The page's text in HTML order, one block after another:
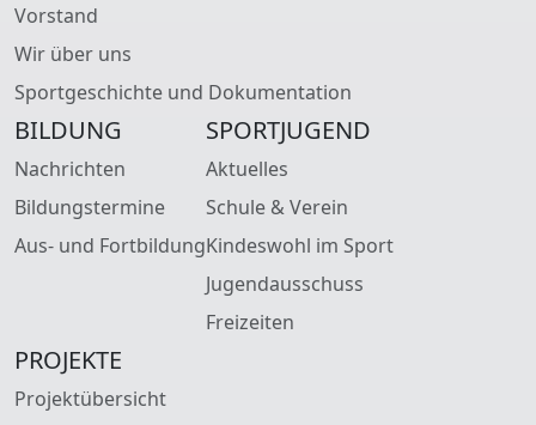
Vorstand
Wir über uns
Sportgeschichte und Dokumentation
BILDUNG
Nachrichten
Bildungstermine
Aus- und Fortbildung
SPORTJUGEND
Aktuelles
Schule & Verein
Kindeswohl im Sport
Jugendausschuss
Freizeiten
PROJEKTE
Projektübersicht